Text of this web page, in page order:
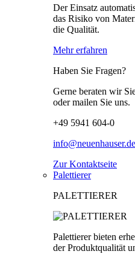
Der Einsatz
das Risiko von
die Qualität.
Mehr erfahren
Haben Sie Fragen?
Gerne beraten wir
oder mailen Sie uns.
+49 5941 604-0
info@neuenhauser.de
Zur Kontaktseite
Palettierer
PALETTIERER
Palettierer bieten
der Produktqualität